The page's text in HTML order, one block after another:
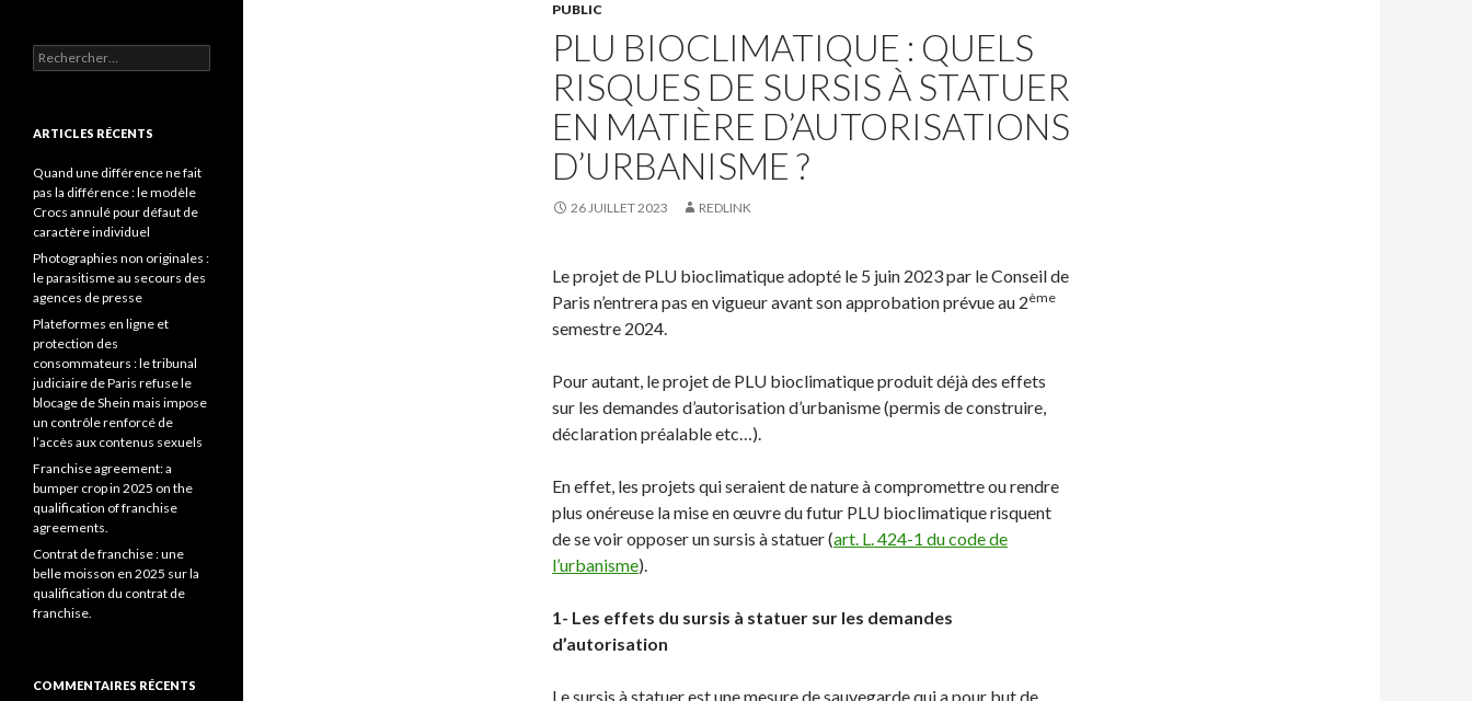
PUBLIC
PLU BIOCLIMATIQUE : QUELS
RISQUES DE SURSIS À STATUER
EN MATIÈRE D’AUTORISATIONS
D’URBANISME ?
26 JUILLET 2023 REDLINK
Le projet de PLU bioclimatique adopté le 5 juin 2023 par le Conseil de
Paris n’entrera pas en vigueur avant son approbation prévue au 2ème
semestre 2024.
Pour autant, le projet de PLU bioclimatique produit déjà des effets
sur les demandes d’autorisation d’urbanisme (permis de construire,
déclaration préalable etc…).
En effet, les projets qui seraient de nature à compromettre ou rendre
plus onéreuse la mise en œuvre du futur PLU bioclimatique risquent
de se voir opposer un sursis à statuer (art. L. 424-1 du code de
l’urbanisme).
1- Les effets du sursis à statuer sur les demandes
d’autorisation
Le sursis à statuer est une mesure de sauvegarde qui a pour but de
Rechercher :
ARTICLES RÉCENTS
Quand une différence ne fait
pas la différence : le modèle
Crocs annulé pour défaut de
caractère individuel
Photographies non originales :
le parasitisme au secours des
agences de presse
Plateformes en ligne et
protection des
consommateurs : le tribunal
judiciaire de Paris refuse le
blocage de Shein mais impose
un contrôle renforcé de
l’accès aux contenus sexuels
Franchise agreement: a
bumper crop in 2025 on the
qualification of franchise
agreements.
Contrat de franchise : une
belle moisson en 2025 sur la
qualification du contrat de
franchise.
COMMENTAIRES RÉCENTS